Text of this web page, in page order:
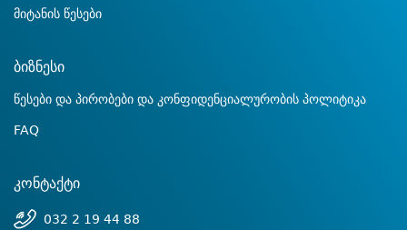
მიტანის წესები
ბიზნესი
წესები და პირობები და კონფიდენციალურობის პოლიტიკა
FAQ
კონტაქტი
032 2 19 44 88